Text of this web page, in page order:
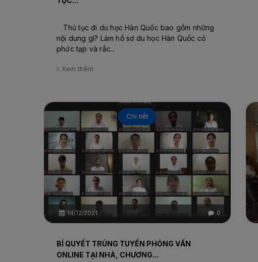
Thủ tục đi du học Hàn Quốc bao gồm những
nội dung gì? Làm hồ sơ du học Hàn Quốc có
phức tạp và rắc...
Xem thêm
14/12/2021 0
Chi tiết
BÍ QUYẾT TRÚNG TUYỂN PHỎNG VẤN
ONLINE TẠI NHÀ, CHƯƠNG...